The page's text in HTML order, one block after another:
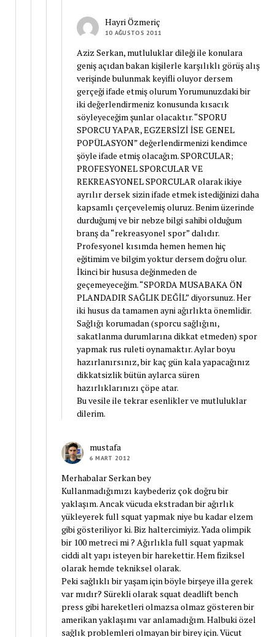
Hayri Özmeriç
10 AĞUSTOS 2011
Aziz Serkan, mutluluklar dileği ile konulara
geniş açıdan bakan kişilerle karşılıklı görüş alış
verişinde bulunmak keyifli oluyor dersem
gerçeği ifade etmiş olurum Yorumunuzdaki bir
iki değerlendirmeniz konusunda kısacık
söyleyeceğim şunlar olacaktır. “SPORU
SPORCU YAPAR, EGZERSİZİ İSE GENEL
POPÜLASYON” değerlendirmenizi kendimce
şöyle ifade etmiş olacağım. SPORCULAR;
PROFESYONEL SPORCULAR VE
REKREASYONEL SPORCULAR olarak ikiye
ayrılır dersek sizin ifade etmek istediğinizi daha
kapsamlı çerçevelemiş oluruz. Benim üzerinde
durduğumj ve bir nebze bilgi sahibi olduğum
branş da “rekreasyonel spor” dalıdır.
Profesyonel kısımda hemen hemen hiç
eğitimim ve bilgim yoktur dersem doğru olur.
İkinci bir hususa değinmeden de
geçemeyeceğim. “SPORDA MUSABAKA ÖN
PLANDADIR SAĞLIK DEĞİL” diyorsunuz. Her
iki husus da tamamen ayni ağırlıkta önemlidir.
Sağlığı korumadan (sporcu sağlığını,
sakatlanma durumlarına dikkat etmeden) spor
yapmak rus ruleti oynamaktır. Aylar boyu
hazırlanırsınız, bir kaç gün kala yapacağınız
dikkatsizlik bütün aylarca süren
hazırlıklarınızı çöpe atar.
Bu vesile ile tekrar esenlikler ve mutluluklar
dilerim.
mustafa
6 MART 2012
Merhabalar Serkan bey
Kullanmadığımızı kaybederiz çok doğru bir
yaklaşım. Ancak vücuda ekstradan bir ağırlık
yükleyerek full squat yapmak niye bu kadar elzem
gibi gösteriliyor ki. Biz haltercimiyiz. Yada olimpik
bir 100 metreci mi ? Ağırlıkla full squat yapmak
ciddi alt yapı isteyen bir harekettir. Hem fiziksel
olarak hemde tekniksel olarak.
Peki sağlıklı bir yaşam için böyle birşeye illa gerek
var mıdır? Sürekli olarak squat deadlift bench
press gibi hareketleri olmazsa olmaz gösteren bir
amerikan yaklaşımı var anlamadığım. Halbuki özel
sağlık problemleri olmayan bir birey için. Vücut